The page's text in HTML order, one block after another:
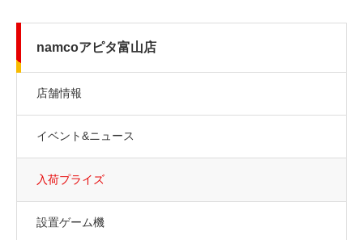
namcoアピタ富山店
店舗情報
イベント&ニュース
入荷プライズ
設置ゲーム機